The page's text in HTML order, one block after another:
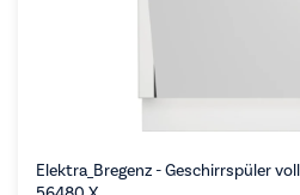
Elektra_Bregenz - Geschirrspüler